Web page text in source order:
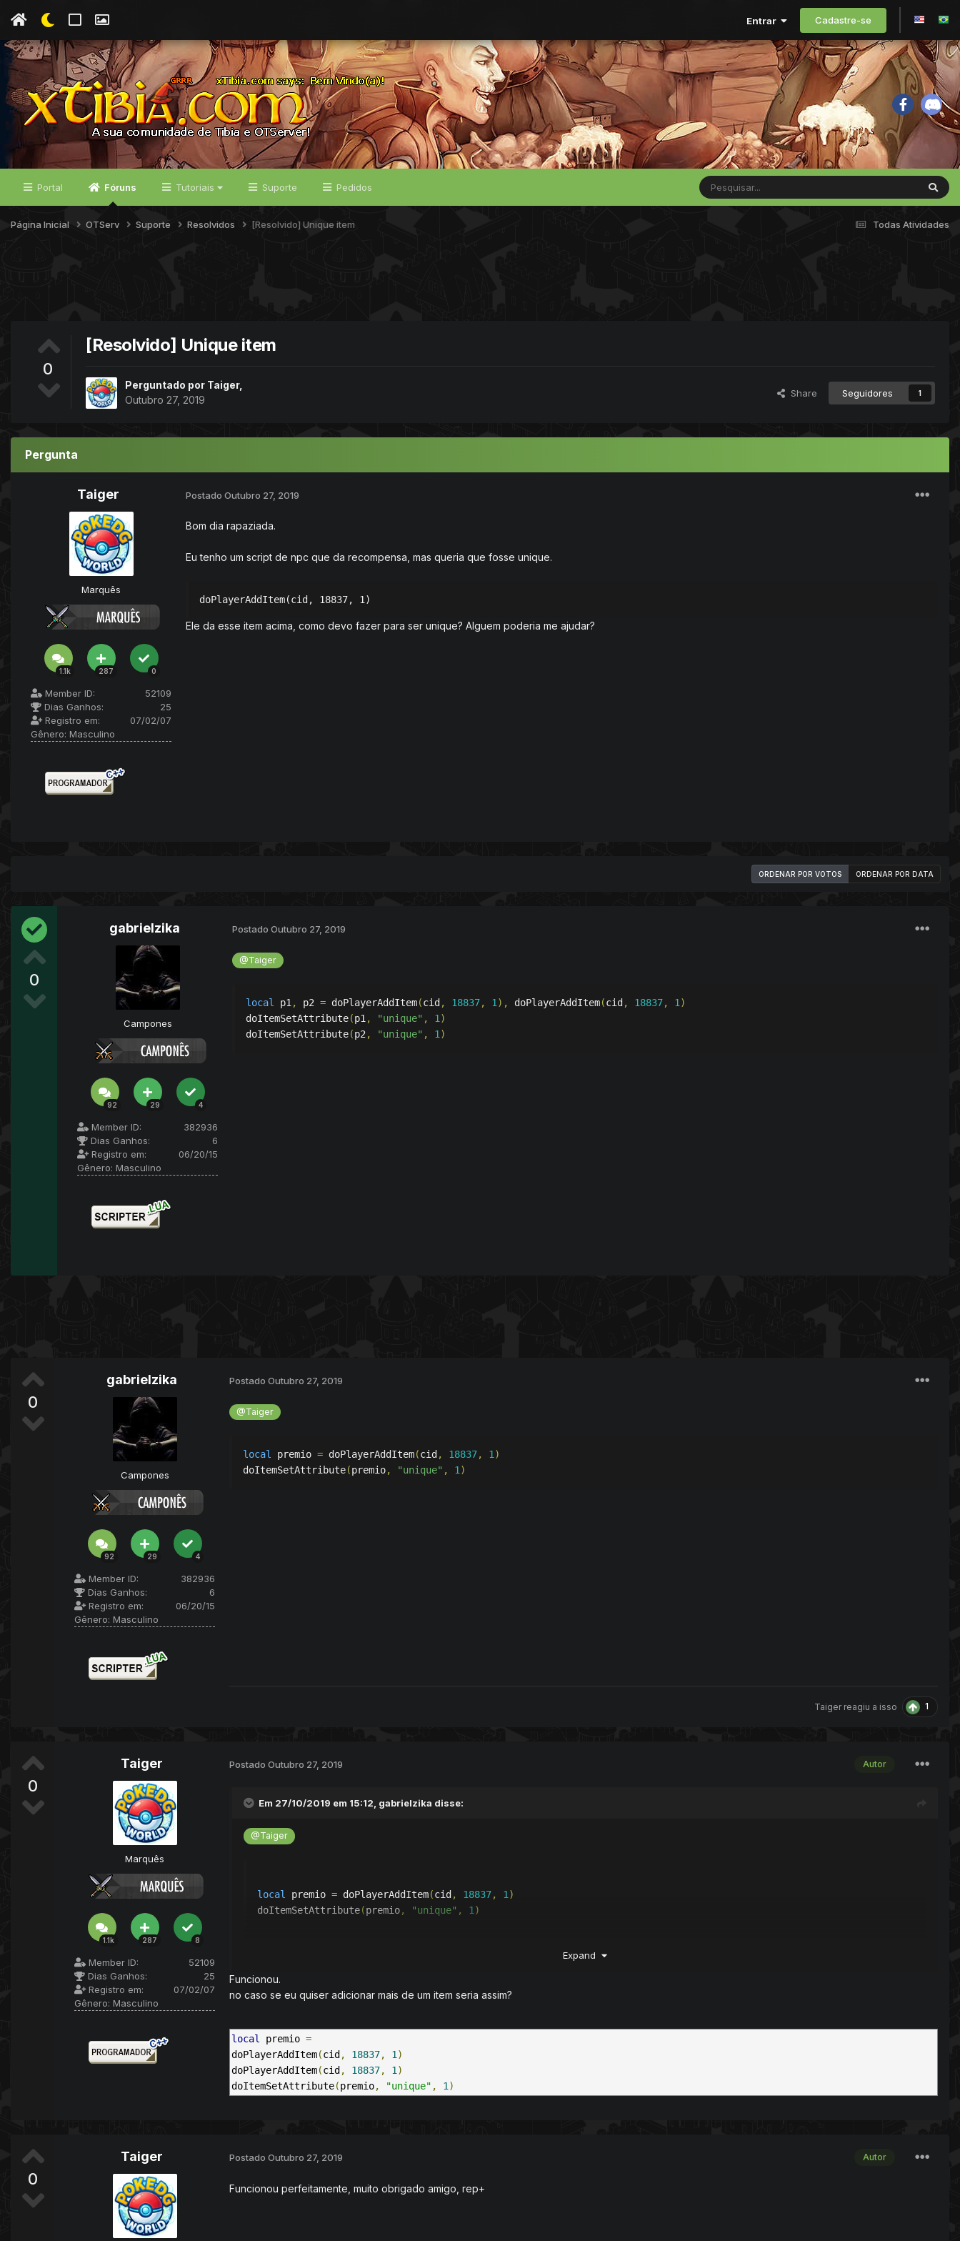
Entrar Cadastre-se
Portal Fóruns Tutoriais Suporte Pedidos
Todas Atividades
Página Inicial OTServ Suporte Resolvidos [Resolvido] Unique item
0
[Resolvido] Unique item
Perguntado por Taiger,
Outubro 27, 2019
Share Seguidores 1
Pergunta
Taiger
Marquês
1.1k 287 0
Member ID:
52109
Dias Ganhos:
25
Registro em:
07/02/07
Gênero: Masculino
Postado Outubro 27, 2019
Bom dia rapaziada.
Eu tenho um script de npc que da recompensa, mas queria que fosse unique.
doPlayerAddItem(cid, 18837, 1)
Ele da esse item acima, como devo fazer para ser unique? Alguem poderia me ajudar?
ORDENAR POR VOTOS ORDENAR POR DATA
0
gabrielzika
Campones
92 29 4
Member ID:
382936
Dias Ganhos:
6
Registro em:
06/20/15
Gênero: Masculino
Postado Outubro 27, 2019
@Taiger
local p1, p2 = doPlayerAddItem(cid , 18837, 1), doPlayerAddItem(cid , 18837, 1)
doItemSetAttribute(p1, "unique" , 1)
doItemSetAttribute(p2, "unique" , 1)
0
gabrielzika
Campones
92 29 4
Member ID:
382936
Dias Ganhos:
6
Registro em:
06/20/15
Gênero: Masculino
Postado Outubro 27, 2019
@Taiger
local premio = doPlayerAddItem(cid , 18837, 1)
doItemSetAttribute(premio, "unique" , 1)
Taigerreagiu a isso 1
0
Taiger
Marquês
1.1k 287 8
Member ID:
52109
Dias Ganhos:
25
Registro em:
07/02/07
Gênero: Masculino
Autor
Postado Outubro 27, 2019
Em 27/10/2019 em 15:12, gabrielzika disse:
@Taiger
local premio = doPlayerAddItem(cid, 18837, 1 )
doItemSetAttribute(premio, "unique" , 1 )
Expand
Funcionou.
no caso se eu quiser adicionar mais de um item seria assim?
local premio =
doPlayerAddItem(cid , 18837, 1
doPlayerAddItem(cid , 18837, 1 )
doItemSetAttribute(premio, "unique" , 1 )
0
Taiger Autor
Postado Outubro 27, 2019
Funcionou perfeitamente, muito obrigado amigo, rep+